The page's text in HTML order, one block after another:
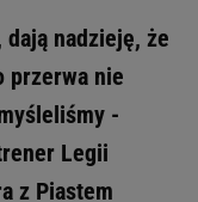
nadzieję, że
przerwa nie
-
Legii
z Piastem